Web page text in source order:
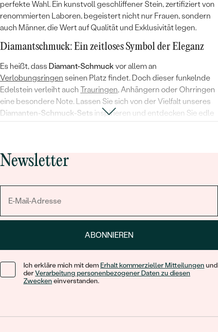
perfekte Wahl. Ein kunstvoll geschliffener Stein, zertifiziert von
renommierten Laboren, begeistert nicht nur Frauen, sondern
auch Männer, die Wert auf Qualität und Exklusivität legen.
Diamantschmuck: Ein zeitloses Symbol der Eleganz
Es heißt, dass Diamant-Schmuck vor allem an
Verlobungsringen seinen Platz findet. Doch dieser funkelnde
Edelstein verleiht auch Trauringen, Anhängern oder Ohrringen
eine besondere Note. Lassen Sie sich von der Vielfalt unseres
Diamanten-Schmuck-Sets inspirieren und entdecken Sie edle
Designs für jeden Anlass. Ob klassische Brillanten oder
InsbesondereDiamant-Schmuck für Herren
kommt.
Newsletter
ABONNIEREN
Ich erkläre mich mit dem Erhalt kommerzieller Mitteilungen und
derVerarbeitung personenbezogener Daten zu diesen
Zwecken einverstanden.